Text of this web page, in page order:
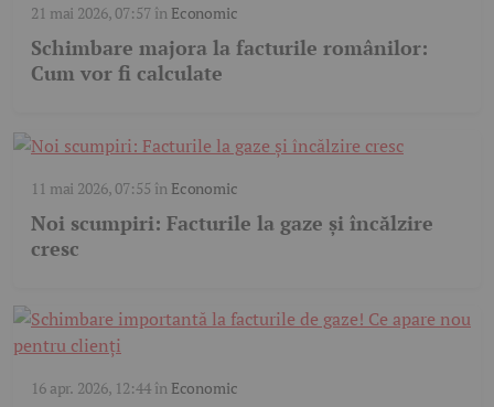
21 mai 2026, 07:57în Economic
Schimbare majora la facturile românilor:
Cum vor fi calculate
11 mai 2026, 07:55 în Economic
Noi scumpiri: Facturile la gaze și încălzire
cresc
16 apr. 2026, 12:44în Economic